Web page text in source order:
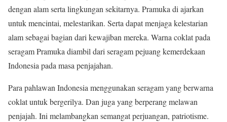
dengan alam serta lingkungan sekitarnya. Pramuka di ajarkan
untuk mencintai, melestarikan. Serta dapat menjaga kelestarian
alam sebagai bagian dari kewajiban mereka. Warna coklat pada
seragam Pramuka diambil dari seragam pejuang kemerdekaan
Indonesia pada masa penjajahan.
Para pahlawan Indonesia menggunakan seragam yang berwarna
coklat untuk bergerilya. Dan juga yang berperang melawan
penjajah. Ini melambangkan semangat perjuangan, patriotisme.